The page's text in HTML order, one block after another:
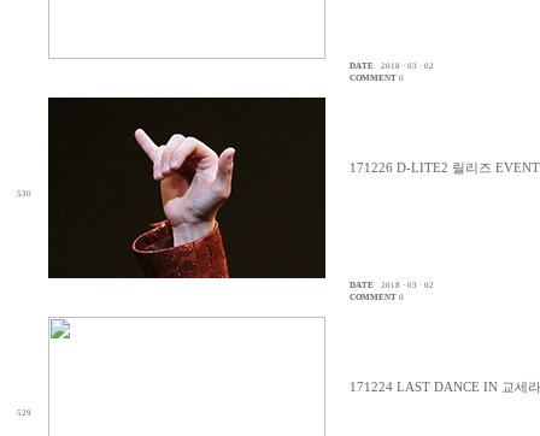
DATE
2018 · 03 · 02
COMMENT 0
530
171226 D-LITE2 릴리즈
DATE
2018 · 03 · 02
COMMENT 0
529
171224 LAST DANCE IN 교세